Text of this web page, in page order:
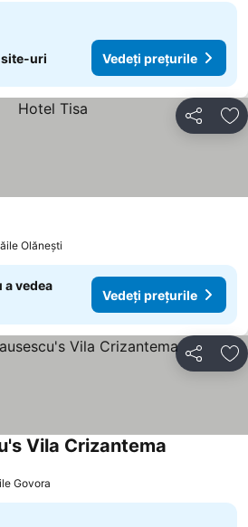
uri Vedeți prețurile
Distribuiți
Olăneşti
a vedea
Vedeți prețurile
Distribuiți
Vila Crizantema
Govora